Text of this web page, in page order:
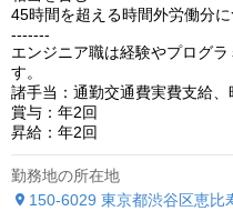
45時間を超える時間外労働分
‐‐‐‐‐‐‐
エンジニア職は経験やプログ
す。
諸手当：通勤交通費実費支給
賞与：年2回
昇給：年2回
勤務地の所在地
150-6029 東京都渋谷区恵比